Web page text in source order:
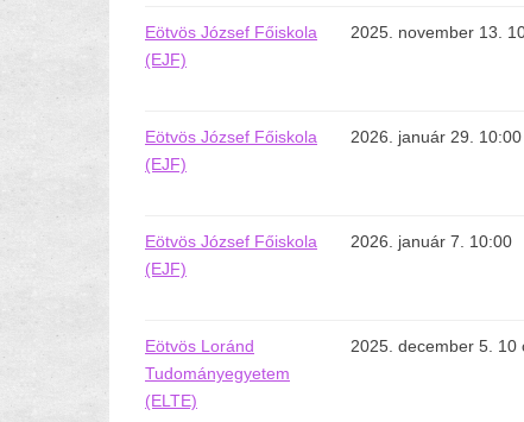
Eötvös József Főiskola
(EJF)
2025. november 13.
Eötvös József Főiskola
(EJF)
2026. január 29. 10:00
Eötvös József Főiskola
(EJF)
2026. január 7. 10:00
Eötvös Loránd
Tudományegyetem
(ELTE)
2025. december 5. 10